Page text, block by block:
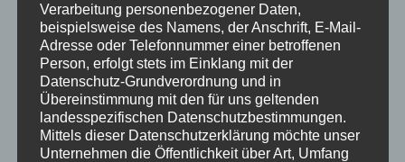
Beschreibung
Sternkopf-Engel Mini in Rot, stehend Eine
anmutige Schönheit mit modernem Stil: Der Mini-
Engel in rot präsentiert sich schlicht und elegant.
Dezent und ohne Maserung ist er die ideale
Verarbeitung personenbezogener Daten,
beispielsweise des Namens, der Anschrift, E-Mail-
Adresse oder Telefonnummer einer betroffenen
Person, erfolgt stets im Einklang mit der
Datenschutz-Grundverordnung und in
Übereinstimmung mit den für uns geltenden
landesspezifischen Datenschutzbestimmungen.
Mittels dieser Datenschutzerklärung möchte unser
Unternehmen die Öffentlichkeit über Art, Umfang